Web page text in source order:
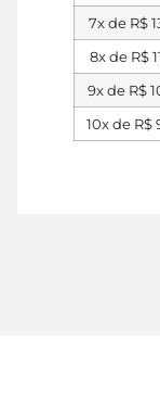
7x de R$
8x de R$
9x de R$
10x de R$